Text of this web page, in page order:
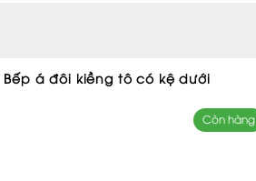
Bếp á đôi kiềng tô có kệ dưới
Còn hàng